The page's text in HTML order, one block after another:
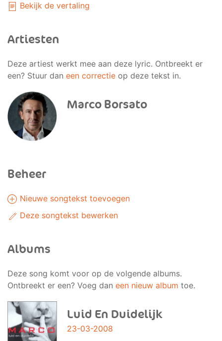
Bekijk de vertaling
Artiesten
Deze artiest werkt mee aan deze lyric. Ontbreekt er
een? Stuur dan een correctie op deze tekst in.
Marco Borsato
Beheer
Nieuwe songtekst toevoegen
Deze songtekst bewerken
Albums
Deze song komt voor op de volgende albums.
Ontbreekt er een? Voeg dan een nieuw album toe.
Luid En Duidelijk
23-03-2008